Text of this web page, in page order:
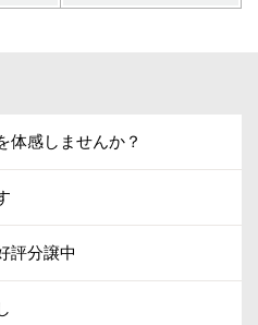
体感しませんか？
評分譲中